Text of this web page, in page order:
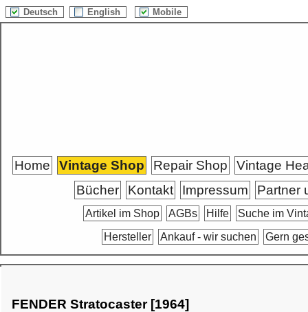
Deutsch English Mobile
Home Vintage Shop Repair Shop
Vintage
Bücher
Kontakt Impressum Partner
Artikel im Shop AGBs Hilfe
Suche im
Hersteller
Ankauf - wir suchen Gern
FENDER Stratocaster [1964]